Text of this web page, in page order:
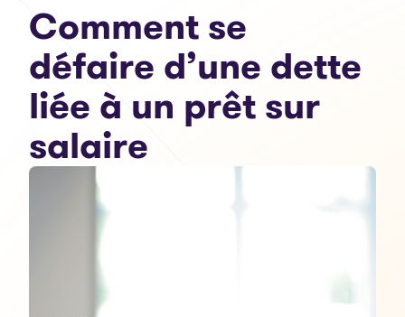
Comment se
défaire d’une dette
liée à un prêt sur
salaire